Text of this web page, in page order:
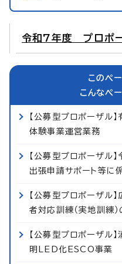
令和7年度 プロポー
このペ
こんなペ
【公募型プロポーザル
体験事業運営業務
【公募型プロポーザル
出張申請サポート等に
【公募型プロポーザル
者対応訓練（実地訓練
【公募型プロポーザル
明LED化ESCO事業